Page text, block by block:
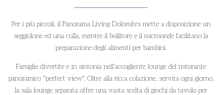
Per i più piccoli, il Panorama Living Dolomites mette a disposizione un
seggiolone ed una culla, mentre il bollitore e il microonde facilitano la
preparazione degli alimenti per bambini.
Famiglie divertite e in sintonia nell'accogliente lounge del ristorante
panoramico "perfect view". Oltre alla ricca colazione, servita ogni giorno,
la sala lounge separata offre una vasta scelta di giochi da tavolo per